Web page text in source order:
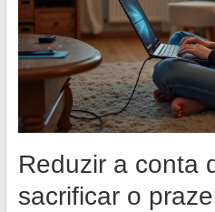
Reduzir a conta
sacrificar o